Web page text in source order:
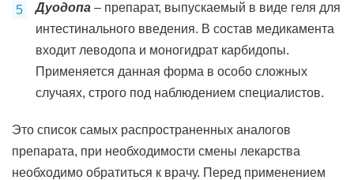
Дуодопа – препарат, выпускаемый в виде геля для
интестинального введения. В состав медикамента
входит леводопа и моногидрат карбидопы.
Применяется данная форма в особо сложных
случаях, строго под наблюдением специалистов.
Это список самых распространенных аналогов
препарата, при необходимости смены лекарства
необходимо обратиться к врачу. Перед применением